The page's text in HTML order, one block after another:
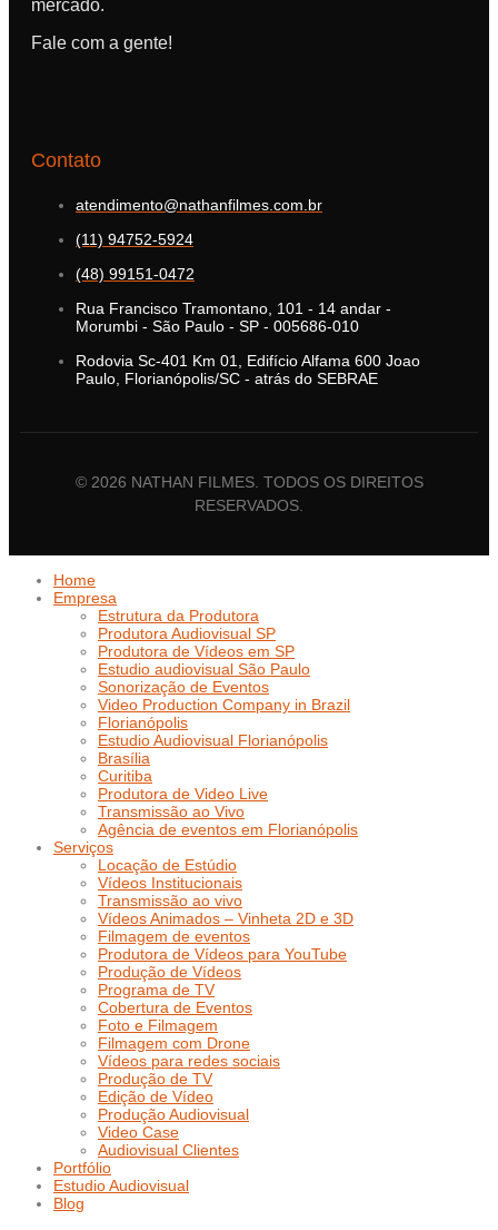
mercado.
Fale com a gente!
Contato
atendimento@nathanfilmes.com.br
(11) 94752-5924
(48) 99151-0472
Rua Francisco Tramontano, 101 - 14 andar -
Morumbi - São Paulo - SP - 005686-010
Rodovia Sc-401 Km 01, Edifício Alfama 600 Joao
Paulo, Florianópolis/SC - atrás do SEBRAE
© 2026 NATHAN FILMES. TODOS OS DIREITOS
RESERVADOS.
Home
Empresa
Estrutura da Produtora
Produtora Audiovisual SP
Produtora de Vídeos em SP
Estudio audiovisual São Paulo
Sonorização de Eventos
Video Production Company in Brazil
Florianópolis
Estudio Audiovisual Florianópolis
Brasília
Curitiba
Produtora de Video Live
Transmissão ao Vivo
Agência de eventos em Florianópolis
Serviços
Locação de Estúdio
Vídeos Institucionais
Transmissão ao vivo
Vídeos Animados – Vinheta 2D e 3D
Filmagem de eventos
Produtora de Vídeos para YouTube
Produção de Vídeos
Programa de TV
Cobertura de Eventos
Foto e Filmagem
Filmagem com Drone
Vídeos para redes sociais
Produção de TV
Edição de Vídeo
Produção Audiovisual
Video Case
Audiovisual Clientes
Portfólio
Estudio Audiovisual
Blog